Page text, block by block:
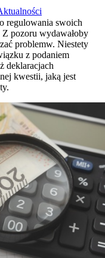
regulowania swoich
pozoru wydawałoby
problemw. Niestety
z podaniem
deklaracjach
kwestii, jaką jest